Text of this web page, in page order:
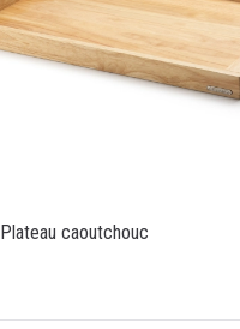
Plateau caoutchouc